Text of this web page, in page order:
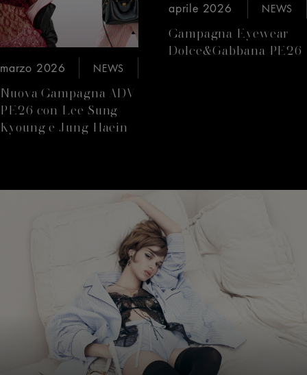
marzo 2026 NEWS
Nuova Campagna ADV
PE26 con Lee Sung
Kyoung e Jung Haein
aprile 2026 NEWS
Campagna Eyewear
Dolce&Gabbana PE26